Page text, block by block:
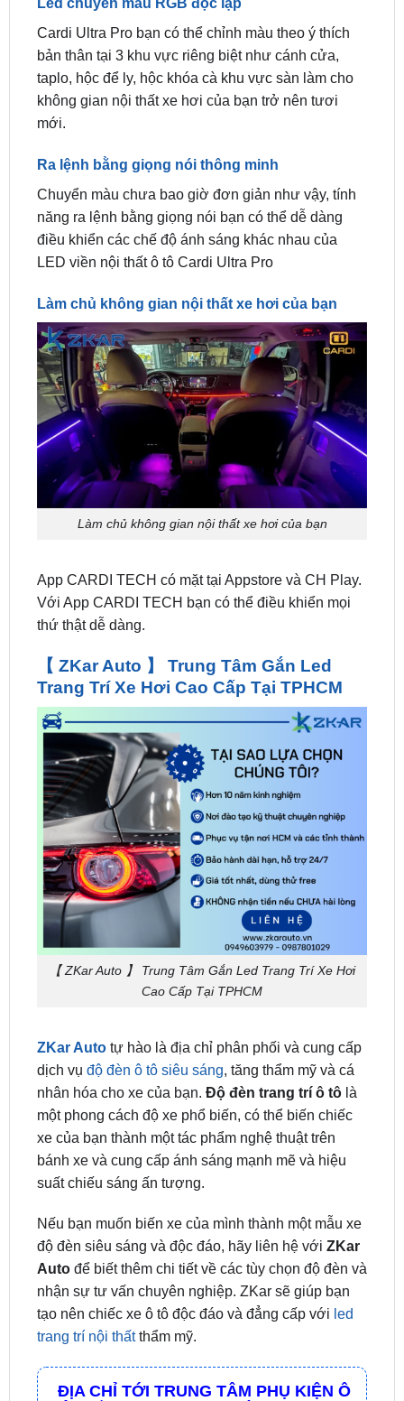
bản thân tại 3 khu vực riêng biệt như cánh cửa,
taplo, hộc để ly, hộc khóa cà khu vực sàn làm cho
không gian nội thất xe hơi của bạn trở nên tươi
mới.
Ra lệnh bằng giọng nói thông minh
năng ra lệnh bằng giọng nói bạn có thể dễ dàng
điều khiển các chế độ ánh sáng khác nhau của
LED viền nội thất ô tô Cardi Ultra Pro
Làm chủ không gian nội thất xe hơi của bạn
Làm chủ không gian nội thất xe hơi của bạn
App CARDI TECH có mặt tại Appstore và CH Play.
thứ thật dễ dàng.
【 ZKar Auto 】 Trung Tâm Gắn Led
【 ZKar Auto 】 Trung Tâm Gắn Led Trang Trí Xe Hơi
Cao Cấp Tại TPHCM
tự hào là địa chỉ phân phối và cung cấp
nhân hóa cho xe của bạn.Độ đèn trang trí ô tôlà
một phong cách độ xe phổ biến, có thể biến chiếc
xe của bạn thành một tác phẩm nghệ thuật trên
bánh xe và cung cấp ánh sáng mạnh mẽ và hiệu
suất chiếu sáng ấn tượng.
Nếu bạn muốn biến xe của mình thành một mẫu xe
Autođể biết thêm chi tiết về các tùy chọn độ đèn và
nhận sự tư vấn chuyên nghiệp. ZKar sẽ giúp bạn
tạo nên chiếc xe ô tô độc đáo và đẳng cấp vớiled
trang trí nội thất thẩm mỹ.
ĐỊA CHỈ TỚI TRUNG TÂM PHỤ KIỆN Ô
TÔ - ĐỒ CHƠI TRANG TRÍ XE HƠI ZKAR